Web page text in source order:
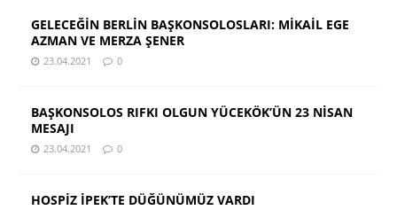
GELECEĞİN BERLİN BAŞKONSOLOSLARI: MİKAİL EGE
AZMAN VE MERZA ŞENER
23.04.2021 0
BAŞKONSOLOS RIFKI OLGUN YÜCEKÖK’ÜN 23 NİSAN
MESAJI
23.04.2021 0
HOSPİZ İPEK’TE DÜĞÜNÜMÜZ VARDI